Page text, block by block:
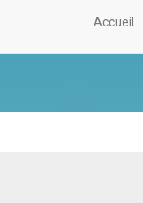
Accueil